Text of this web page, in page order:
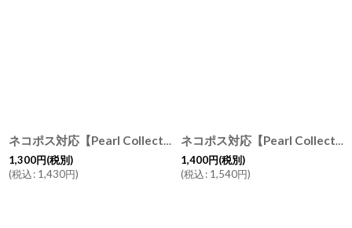
ネコポス対応【Pearl Collection】市松 箸置き２色 レスト シェル パール 貝
1,300円(税別)
(税込: 1,430円)
ネコポス対応【Pearl Collection】うちわ 箸置き/レスト/シェル/パール/貝
1,400円(税別)
(税込: 1,540円)